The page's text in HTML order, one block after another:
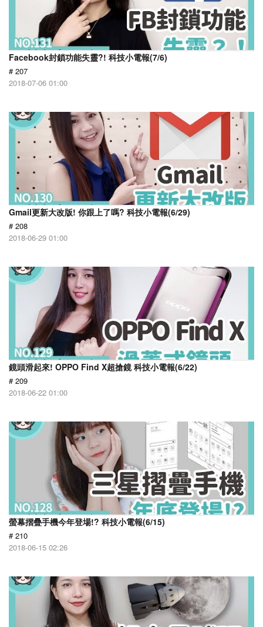
Facebook封鎖功能失靈?! 科技小電報(7/6)
# 207
2018-07-06 01:00
Gmail更新大改版! 你跟上了嗎? 科技小電報(6/29)
# 208
2018-06-29 01:00
鏡頭滑起來! OPPO Find X超搶鏡 科技小電報(6/22)
# 209
2018-06-22 01:00
螢幕摺疊手機今年登場!? 科技小電報(6/15)
# 210
2018-06-15 02:26